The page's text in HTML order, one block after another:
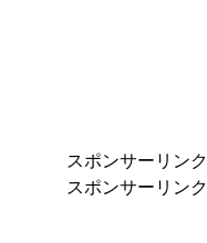
スポンサーリンク
スポンサーリンク